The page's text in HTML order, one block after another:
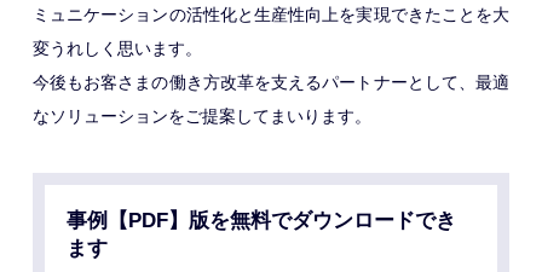
ミュニケーションの活性化と生産性向上を実現できたことを大
変うれしく思います。
今後もお客さまの働き方改革を支えるパートナーとして、最適
なソリューションをご提案してまいります。
事例【PDF】版を無料でダウンロードでき
ます